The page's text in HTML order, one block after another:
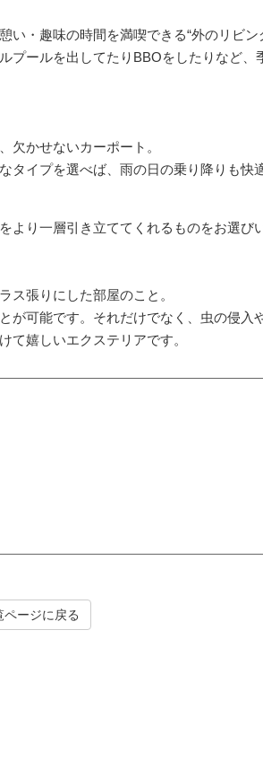
・趣味の時間を満喫できる“外のリビン
プールを出してたりBBOをしたりなど、
欠かせないカーポート。
タイプを選べば、雨の日の乗り降りも快
り一層引き立ててくれるものをお選び
ス張りにした部屋のこと。
が可能です。それだけでなく、虫の侵入
て嬉しいエクステリアです。
ページに戻る
外構工事・エクステリア